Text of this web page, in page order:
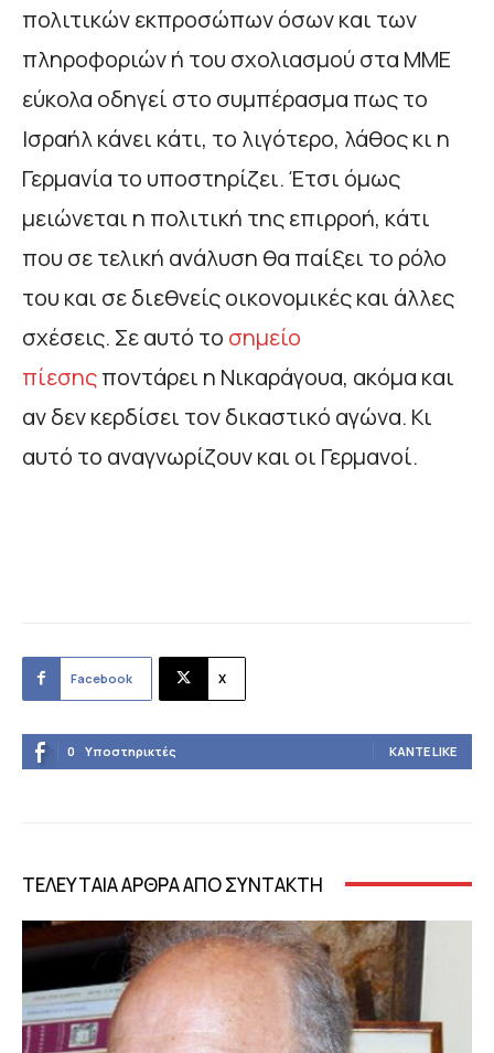
πολιτικών εκπροσώπων όσων και των
πληροφοριών ή του σχολιασμού στα ΜΜΕ
εύκολα οδηγεί στο συμπέρασμα πως το
Ισραήλ κάνει κάτι, το λιγότερο, λάθος κι η
Γερμανία το υποστηρίζει. Έτσι όμως
μειώνεται η πολιτική της επιρροή, κάτι
που σε τελική ανάλυση θα παίξει το ρόλο
του και σε διεθνείς οικονομικές και άλλες
σχέσεις. Σε αυτό το σημείο
πίεσηςποντάρει η Νικαράγουα, ακόμα και
αν δεν κερδίσει τον δικαστικό αγώνα. Κι
αυτό το αναγνωρίζουν και οι Γερμανοί.
Facebook X
0 Υποστηρικτές ΚΆΝΤΕ LIKE
ΤΕΛΕΥΤΑΙΑ ΑΡΘΡΑ ΑΠΟ ΣΥΝΤΑΚΤΗ